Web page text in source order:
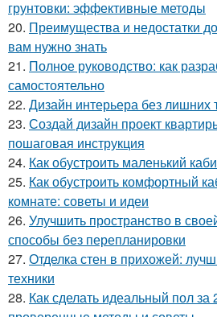
грунтовки: эффективные методы
20. Преимущества и недостатки
вам нужно знать
21. Полное руководство: как
самостоятельно
22. Дизайн интерьера без лишних
23. Создай дизайн проект
пошаговая инструкция
24. Как обустроить маленький
25. Как обустроить комфортный
комнате: советы и идеи
26. Улучшить пространство в
способы без перепланировки
27. Отделка стен в прихожей:
техники
28. Как сделать идеальный пол за